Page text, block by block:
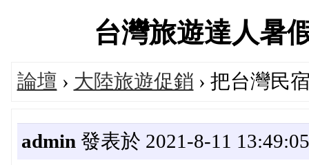
台灣旅遊達人暑
論壇 › 大陸旅遊促銷 › 把台灣民
admin 發表於 2021-8-11 13:49:05